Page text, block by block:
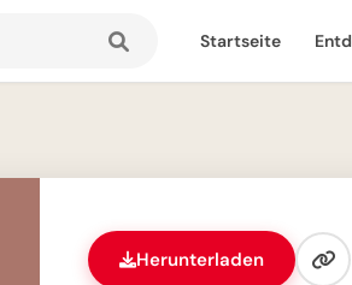
Startseite
Herunterladen